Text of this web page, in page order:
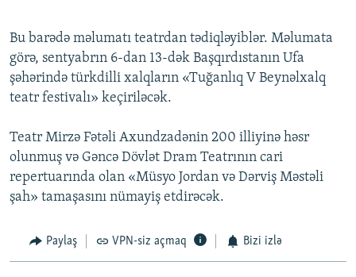
BIZIMLƏ ƏLAQƏ
XƏBƏR BÜLLETENLƏRIMIZ
Bu barədə məlumatı teatrdan tədiqləyiblər. Məlumata
görə, sentyabrın 6-dan 13-dək Başqırdıstanın Ufa
şəhərində türkdilli xalqların «Tuğanlıq V Beynəlxalq
teatr festivalı» keçiriləcək.
Teatr Mirzə Fətəli Axundzadənin 200 illiyinə həsr
olunmuş və Gəncə Dövlət Dram Teatrının cari
repertuarında olan «Müsyo Jordan və Dərviş Məstəli
şah» tamaşasını nümayiş etdirəcək.
Paylaş VPN-siz açmaq Bizi izlə